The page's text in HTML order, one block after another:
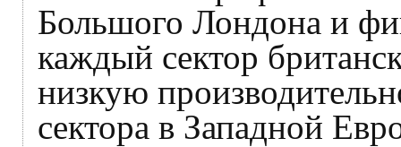
Большого Лондона и
каждый сектор
низкую
сектора в Западной